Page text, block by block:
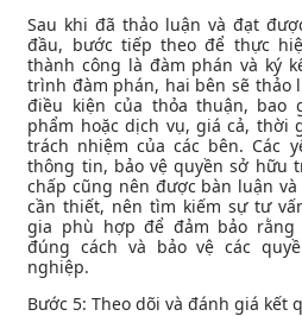
Sau khi đã thảo luận và đạt
đầu, bước tiếp theo để thực
thành công là đàm phán và ký
trình đàm phán, hai bên sẽ thảo
điều kiện của thỏa thuận, bao
phẩm hoặc dịch vụ, giá cả, thời
trách nhiệm của các bên. Các
thông tin, bảo vệ quyền sở hữu
chấp cũng nên được bàn luận
cần thiết, nên tìm kiếm sự tư
gia phù hợp để đảm bảo
đúng cách và bảo vệ các
nghiệp.
Bước 5: Theo dõi và đánh giá kết